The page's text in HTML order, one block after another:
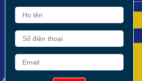
Tổng đài CSKH
0901.882.555